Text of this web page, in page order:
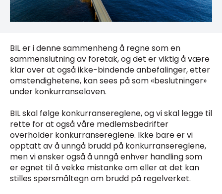
BIL er i denne sammenheng å regne som en
sammenslutning av foretak, og det er viktig å være
klar over at også ikke-bindende anbefalinger, etter
omstendighetene, kan sees på som «beslutninger»
under konkurranseloven.
BIL skal følge konkurransereglene, og vi skal legge til
rette for at også våre medlemsbedrifter
overholder konkurransereglene. Ikke bare er vi
opptatt av å unngå brudd på konkurransereglene,
men vi ønsker også å unngå enhver handling som
er egnet til å vekke mistanke om eller at det kan
stilles spørsmåltegn om brudd på regelverket.